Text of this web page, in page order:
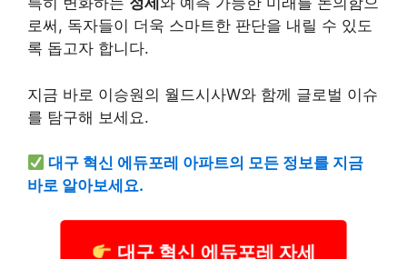
로써, 독자들이 더욱 스마트한 판단을 내릴 수 있도
록 돕고자 합니다.
지금 바로 이승원의 월드시사W와 함께 글로벌 이슈
를 탐구해 보세요.
대구 혁신 에듀포레 아파트의 모든 정보를 지금
바로 알아보세요.
대구 혁신 에듀포레 자세